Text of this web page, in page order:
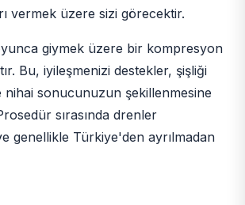
vermek üzere sizi görecektir.
giymek üzere bir kompresyon
Bu, iyileşmenizi destekler, şişliği
sonucunuzun şekillenmesine
sırasında drenler
genellikle Türkiye'den ayrılmadan